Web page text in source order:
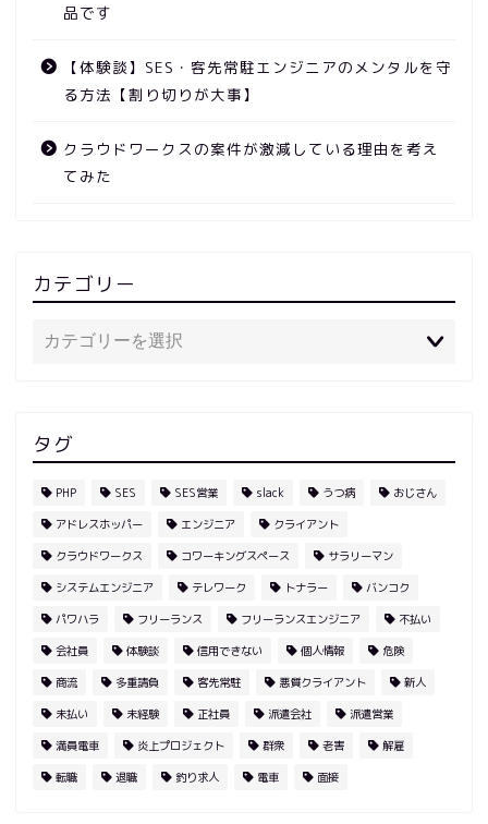
品です
【体験談】SES・客先常駐エンジニアのメンタルを守
る方法【割り切りが大事】
クラウドワークスの案件が激減している理由を考え
てみた
カテゴリー
タグ
PHP SES SES営業 slack うつ病 おじさん
アドレスホッパー エンジニア クライアント
クラウドワークス コワーキングスペース サラリーマン
システムエンジニア テレワーク トナラー バンコク
パワハラ フリーランス フリーランスエンジニア 不払い
会社員 体験談 信用できない 個人情報 危険
商流 多重請負 客先常駐 悪質クライアント 新人
未払い 未経験 正社員 派遣会社 派遣営業
満員電車 炎上プロジェクト 群衆 老害 解雇
転職 退職 釣り求人 電車 面接